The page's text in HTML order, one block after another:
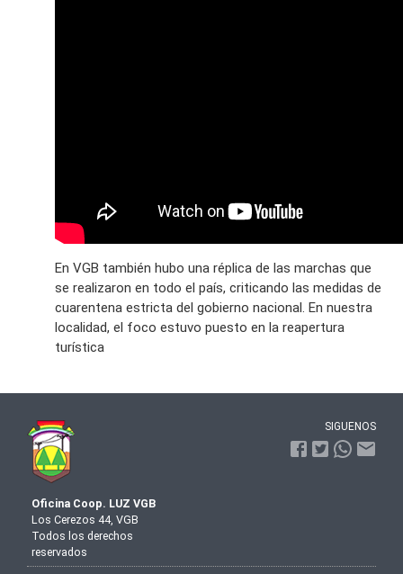
En VGB también hubo una réplica de las marchas que
se realizaron en todo el país, criticando las medidas de
cuarentena estricta del gobierno nacional. En nuestra
localidad, el foco estuvo puesto en la reapertura
turística
Oficina Coop. LUZ VGB
Los Cerezos 44, VGB
Todos los derechos
reservados
SIGUENOS